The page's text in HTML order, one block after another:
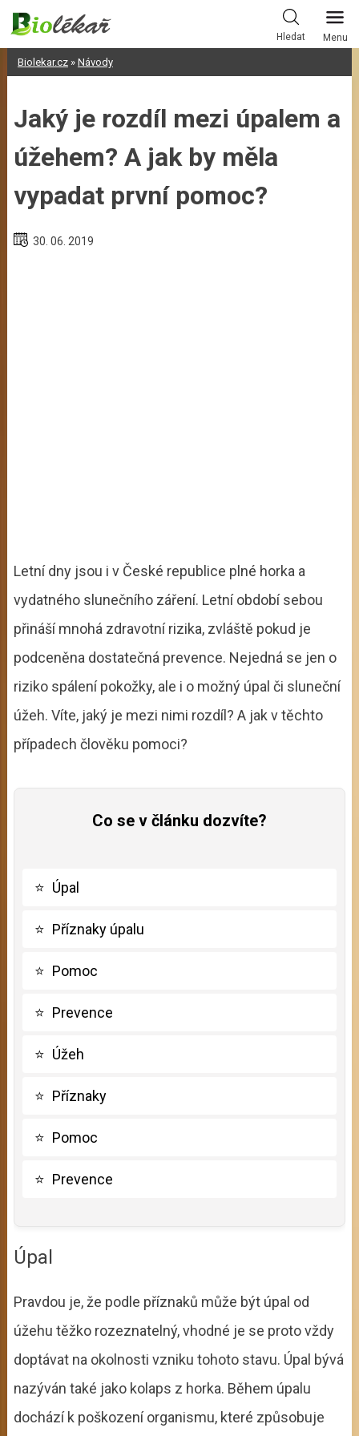
Skip
content
Hledat Menu
Biolekar.cz» Návody
Jaký je rozdíl mezi úpalem a
úžehem? A jak by měla
vypadat první pomoc?
30. 06. 2019
Letní dny jsou i v České republice plné horka a
vydatného slunečního záření. Letní období sebou
přináší mnohá zdravotní rizika, zvláště pokud je
podceněna dostatečná prevence. Nejedná se jen o
riziko spálení pokožky, ale i o možný úpal či sluneční
úžeh. Víte, jaký je mezi nimi rozdíl? A jak v těchto
případech člověku pomoci?
Co se v článku dozvíte?
⭐ Úpal
⭐ Příznaky úpalu
⭐ Pomoc
⭐ Prevence
⭐ Úžeh
⭐ Příznaky
⭐ Pomoc
⭐ Prevence
Úpal
Pravdou je, že podle příznaků může být úpal od
úžehu těžko rozeznatelný, vhodné je se proto vždy
doptávat na okolnosti vzniku tohoto stavu. Úpal bývá
nazýván také jako kolaps z horka. Během úpalu
dochází k poškození organismu, které způsobuje